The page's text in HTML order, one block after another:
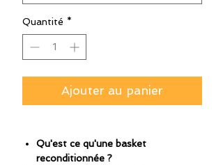
Quantité *
Ajouter au panier
Qu'est ce qu'une basket
reconditionnée ?